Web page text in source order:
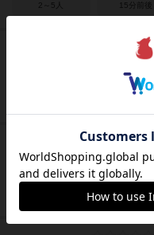
2～5人 15分前後
SpellBook
スカイチーム
Sky Team
15分前後